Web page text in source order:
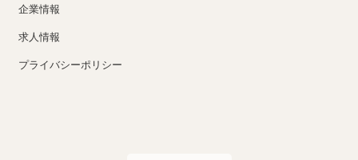
企業情報
求人情報
プライバシーポリシー